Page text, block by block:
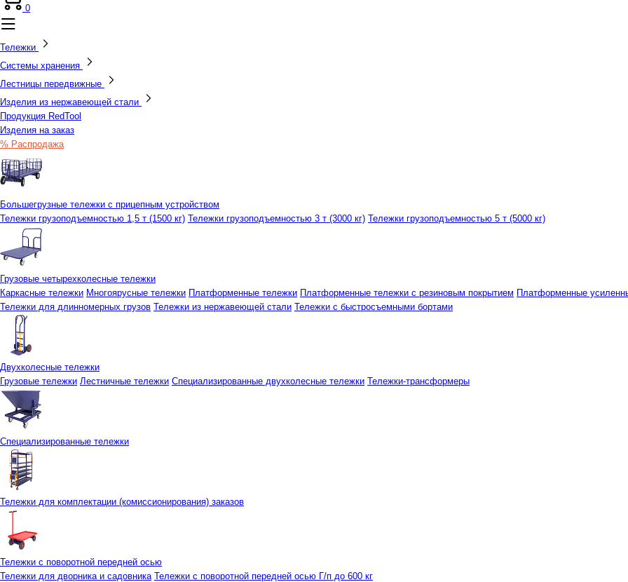
0
Тележки
Системы хранения
Лестницы передвижные
Изделия из нержавеющей стали
Продукция RedTool
Изделия на заказ
% Распродажа
Большегрузные тележки с прицепным устройством
Тележки грузоподъемностью 1,5 т (1500 кг) Тележки грузоподъемностью 3 т (3000 кг) Тележки грузоподъемностью 5 т (5000 кг)
Грузовые четырехколесные тележки
Каркасные тележки Многоярусные тележки Платформенные тележки Платформенные тележки с резиновым покрытием Платформенные
Тележки для длинномерных грузов Тележки из нержавеющей стали Тележки с быстросъемными бортами
Двухколесные тележки
Грузовые тележки Лестничные тележки Специализированные двухколесные тележки Тележки-трансформеры
Специализированные тележки
Тележки для комплектации (комиссионирования) заказов
Тележки с поворотной передней осью
Тележки для дворника и садовника Тележки с поворотной передней осью Г/п до 600 кг